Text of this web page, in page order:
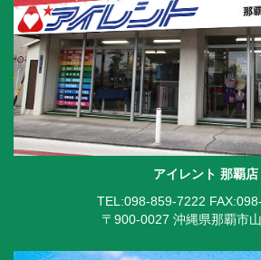
アイレント 那覇店
TEL:098-859-7222
〒900-0027 沖縄県那覇市